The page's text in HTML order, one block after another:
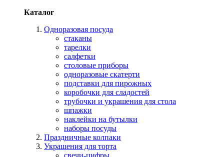
Каталог
Одноразовая посуда
стаканы
тарелки
салфетки
столовые приборы
одноразовые скатерти
подставки для пирожных
коробочки для сладостей
трубочки и украшения для стола
шпажки
наклейки на бутылки
наборы посуды
Праздничные колпаки
Украшения для торта
свечи-цифры